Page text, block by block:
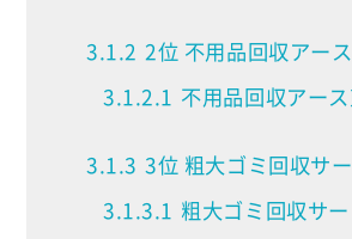
3.1.2 2位 不用品回収アー
3.1.2.1 不用品回収アー
3.1.3 3位 粗大ゴミ回収サ
3.1.3.1 粗大ゴミ回収サ